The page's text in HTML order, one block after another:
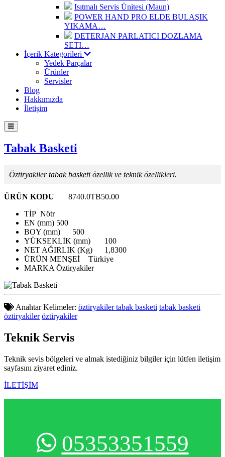
Isıtmalı Servis Ünitesi (Maun)
POWER HAND PRO ELDE BULAŞIK
YIKAMA…
DETERJAN PARLATICI DOZLAMA
SETI…
İçerik Kategorileri
Yedek Parçalar
Ürünler
Servisler
Blog
Hakkımızda
İletişim
Tabak Basketi
Öztiryakiler tabak basketi özellik ve teknik özellikleri.
ÜRÜN KODU
8740.0TB50.00
TİP Nötr
EN (mm) 500
BOY (mm)
500
YÜKSEKLİK (mm)
100
NET AĞIRLIK (Kg)
1,8300
ÜRÜN MENŞEİ
Türkiye
MARKA Öztiryakiler
Anahtar Kelimeler: öztiryakiler tabak basketi tabak basketi
öztiryakiler öztiryakiler
Teknik Servis
Teknik sevis bölgeleri ve almak istediğiniz bilgiler için lütfen iletişim
sayfasını ziyaret ediniz.
İLETİŞİM
05353351559